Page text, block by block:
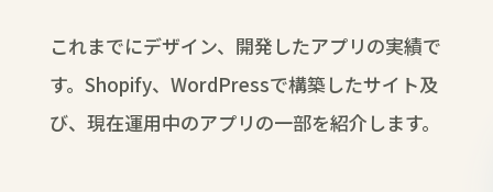
これまでにデザイン、開発したアプリの実績で
す。Shopify、WordPressで構築したサイト及
び、現在運用中のアプリの一部を紹介します。